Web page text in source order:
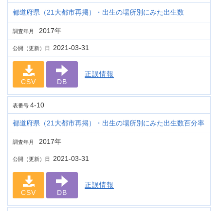
都道府県（21大都市再掲）・出生の場所別にみた出生数
調査年月 2017年
公開（更新）日 2021-03-31
CSV DB
正誤情報
表番号 4-10
都道府県（21大都市再掲）・出生の場所別にみた出生数百分率
調査年月 2017年
公開（更新）日 2021-03-31
CSV DB
正誤情報